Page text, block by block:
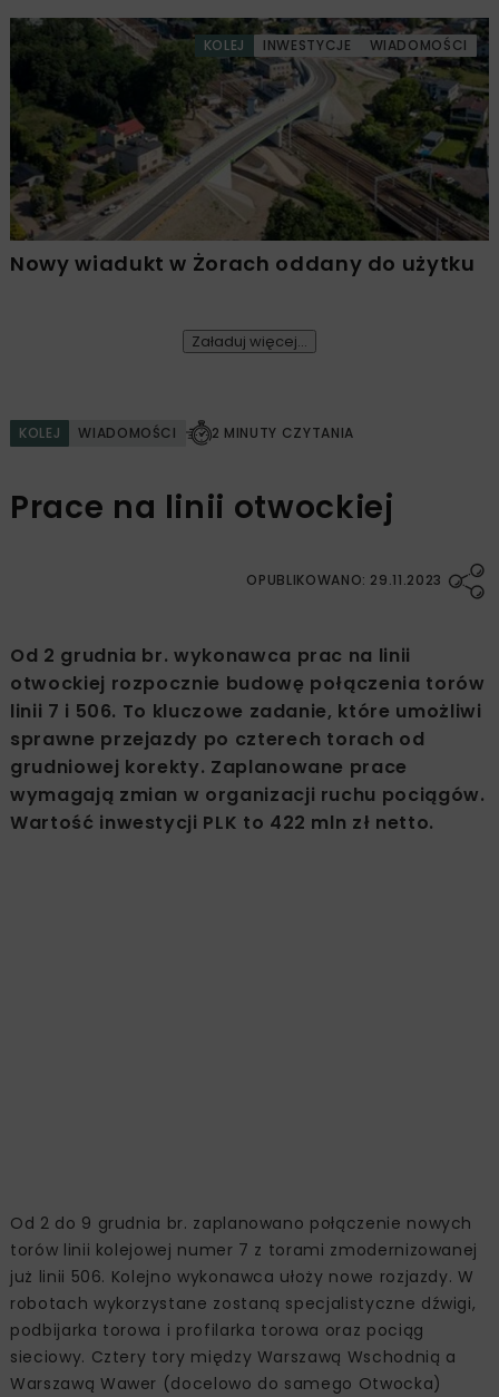
KOLEJ INWESTYCJE WIADOMOŚCI
Nowy wiadukt w Żorach oddany do użytku
Załaduj więcej...
KOLEJ WIADOMOŚCI 2 MINUTY CZYTANIA
Prace na linii otwockiej
OPUBLIKOWANO: 29.11.2023
Od 2 grudnia br. wykonawca prac na linii
otwockiej rozpocznie budowę połączenia torów
linii 7 i 506. To kluczowe zadanie, które umożliwi
sprawne przejazdy po czterech torach od
grudniowej korekty. Zaplanowane prace
wymagają zmian w organizacji ruchu pociągów.
Wartość inwestycji PLK to 422 mln zł netto.
Od 2 do 9 grudnia br. zaplanowano połączenie nowych
torów linii kolejowej numer 7 z torami zmodernizowanej
już linii 506. Kolejno wykonawca ułoży nowe rozjazdy. W
robotach wykorzystane zostaną specjalistyczne dźwigi,
podbijarka torowa i profilarka torowa oraz pociąg
sieciowy. Cztery tory między Warszawą Wschodnią a
Warszawą Wawer (docelowo do samego Otwocka)